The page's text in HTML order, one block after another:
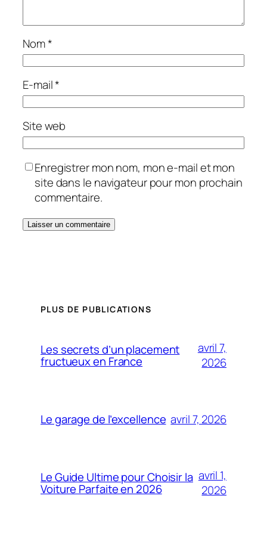
Nom*
E-mail*
Site web
Enregistrer mon nom, mon e-mail et mon
site dans le navigateur pour mon prochain
commentaire.
PLUS DE PUBLICATIONS
Les secrets d’un placement
fructueux en France
avril 7,
2026
Le garage de l’excellence avril 7, 2026
Le Guide Ultime pour Choisir la
Voiture Parfaite en 2026
avril 1,
2026